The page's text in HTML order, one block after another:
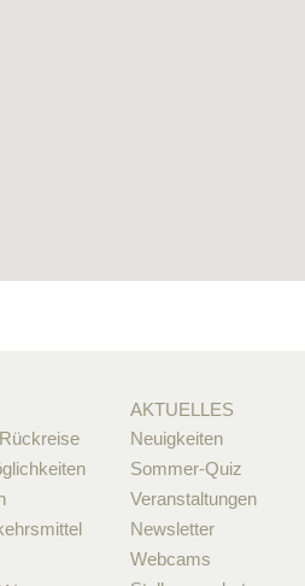
AKTUELLES
Neuigkeiten
Sommer-Quiz
Veranstaltungen
Newsletter
Webcams